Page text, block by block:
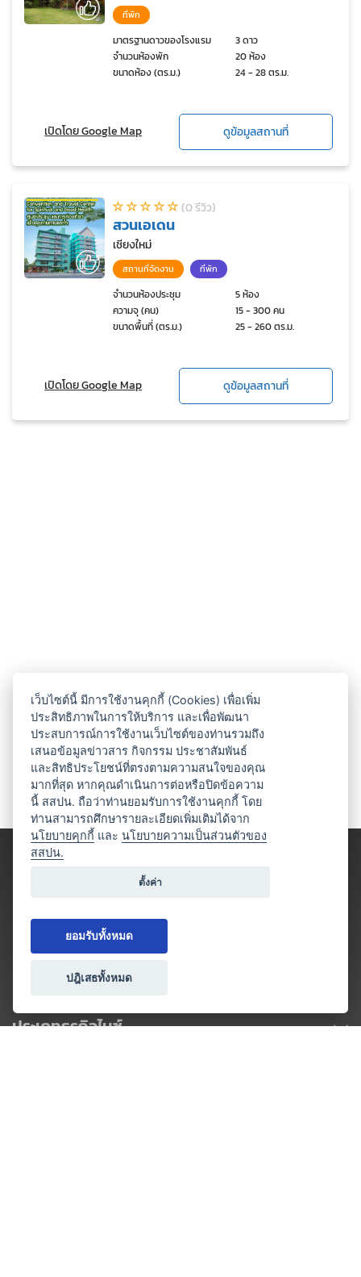
ที่พัก
มาตรฐานดาวของโรงแรม
3 ดาว
จำนวนห้องพัก
20 ห้อง
ขนาดห้อง (ตร.ม.)
24 - 28 ตร.ม.
เปิดโดย Google Map ดูข้อมูลสถานที่
(0 รีวิว)
สวนเอเดน
เชียงใหม่
สถานที่จัดงาน ที่พัก
จำนวนห้องประชุม
5 ห้อง
ความจุ (คน)
15 - 300 คน
ขนาดพื้นที่ (ตร.ม.)
25 - 260 ตร.ม.
เปิดโดย Google Map ดูข้อมูลสถานที่
ประเภทธุรกิจไมซ์
เว็บไซต์นี้ มีการใช้งานคุกกี้ (Cookies) เพื่อเพิ่ม
ประสิทธิภาพในการให้บริการ และเพื่อพัฒนา
ประสบการณ์การใช้งานเว็บไซต์ของท่านรวมถึง
เสนอข้อมูลข่าวสาร กิจกรรม ประชาสัมพันธ์
และสิทธิประโยชน์ที่ตรงตามความสนใจของคุณ
มากที่สุด หากคุณดำเนินการต่อหรือปิดข้อความ
นี้ สสปน. ถือว่าท่านยอมรับการใช้งานคุกกี้ โดย
ท่านสามารถศึกษารายละเอียดเพิ่มเติมได้จาก
นโยบายคุกกี้ และนโยบายความเป็นส่วนตัวของ
สสปน.
ตั้งค่า
ยอมรับทั้งหมด
ปฎิเสธทั้งหมด